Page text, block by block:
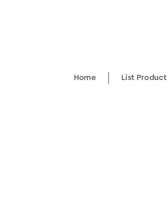
Home List Product